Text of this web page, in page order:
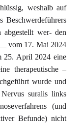
weshalb auf
Beschwerdeführers
abgestellt wer- den
vom 17. Mai 2024
25. April 2024 eine
therapeutische –
wurde und
suralis links
(und
Befunde) nicht